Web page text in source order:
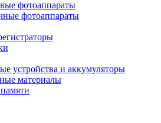
фотоаппараты
фотоаппараты
устройства и аккумуляторы
материалы